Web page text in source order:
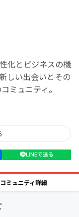
化とビジネスの機
しい出会いとその
ミュニティ。
LINEで送る
コミュニティ詳細